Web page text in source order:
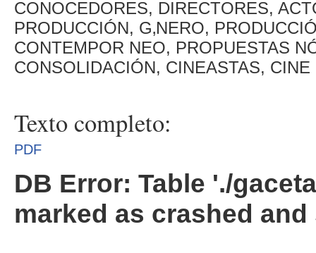
CONOCEDORES, DIRECTORES,
PRODUCCIÓN, G‚NERO,
CONTEMPOR NEO, PROPUESTAS
CONSOLIDACIÓN, CINEASTAS,
Texto completo:
PDF
DB Error: Table './
marked as crashed